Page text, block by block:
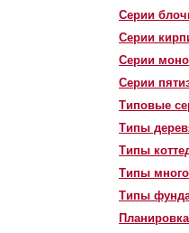
Серии
Серии
Серии
Серии
Типовые
Типы
Типы
Типы
Типы